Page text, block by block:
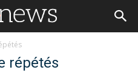
répétés